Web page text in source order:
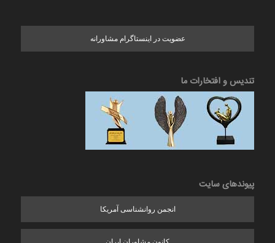
عضویت در اینستاگرام مشاورانه
تندیس و افتخارات ما
پیوندهای سایت
انجمن روانشناسی آمریکا